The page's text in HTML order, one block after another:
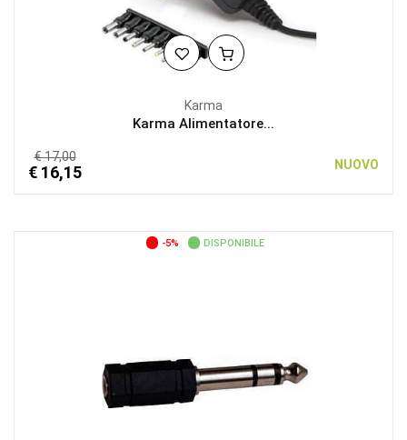
Karma
Karma Alimentatore...
€ 17,00
€ 16,15 NUOVO
-5% DISPONIBILE